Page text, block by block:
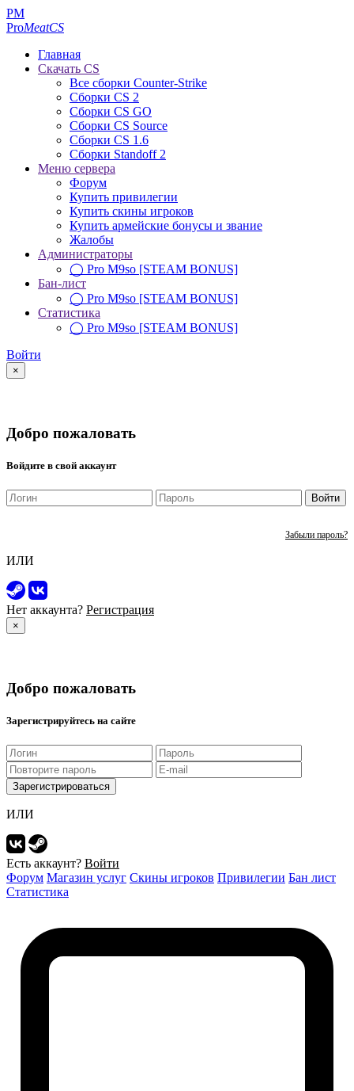
PM
ProMeatCS
Главная
Скачать CS
Все сборки Counter-Strike
Сборки CS 2
Сборки CS GO
Сборки CS Source
Сборки CS 1.6
Сборки Standoff 2
Меню сервера
Форум
Купить привилегии
Купить скины игроков
Купить армейские бонусы и звание
Жалобы
Администраторы
◯ Pro M9so [STEAM BONUS]
Бан-лист
◯ Pro M9so [STEAM BONUS]
Статистика
◯ Pro M9so [STEAM BONUS]
Войти
×
Добро пожаловать
Войдите в свой аккаунт
Войти
Забыли пароль?
ИЛИ
Нет аккаунта? Регистрация
×
Добро пожаловать
Зарегистрируйтесь на сайте
Зарегистрироваться
ИЛИ
Есть аккаунт? Войти
Форум Магазин услуг Скины игроков Привилегии Бан лист
Статистика